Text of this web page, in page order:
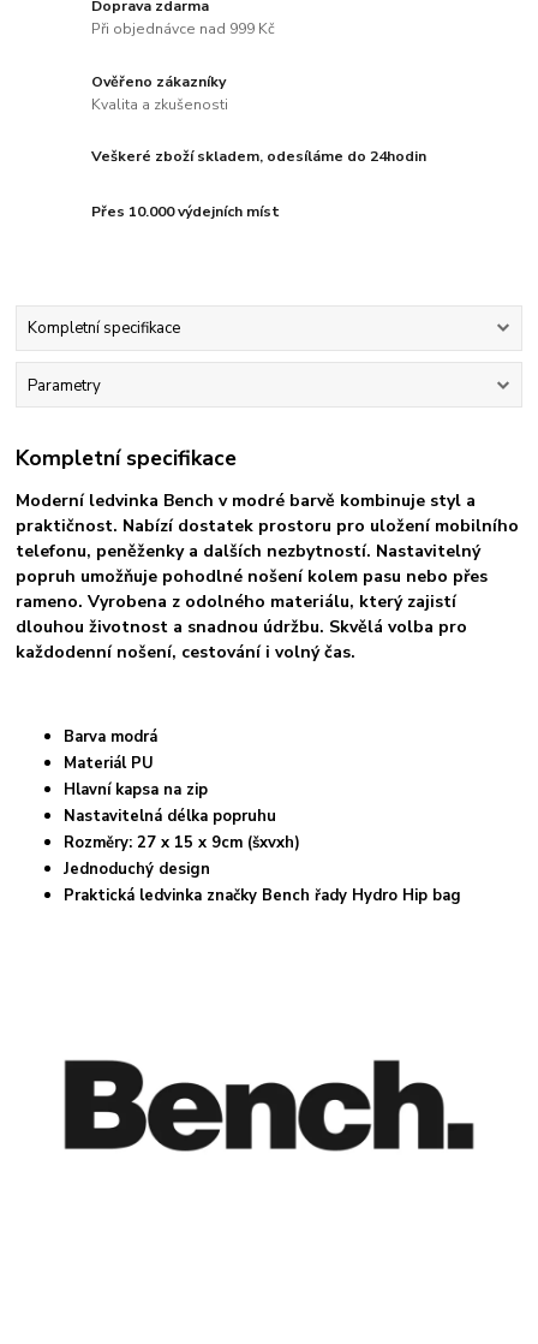
Doprava zdarma
Při objednávce nad 999 Kč
Ověřeno zákazníky
Kvalita a zkušenosti
Veškeré zboží skladem, odesíláme do 24hodin
Přes 10.000 výdejních míst
Kompletní specifikace
Parametry
Kompletní specifikace
Moderní ledvinka Bench v modré barvě kombinuje styl a
praktičnost. Nabízí dostatek prostoru pro uložení mobilního
telefonu, peněženky a dalších nezbytností. Nastavitelný
popruh umožňuje pohodlné nošení kolem pasu nebo přes
rameno. Vyrobena z odolného materiálu, který zajistí
dlouhou životnost a snadnou údržbu. Skvělá volba pro
každodenní nošení, cestování i volný čas.
Barva modrá
Materiál PU
Hlavní kapsa na zip
Nastavitelná délka popruhu
Rozměry: 27 x 15 x 9cm (šxvxh)
Jednoduchý design
Praktická ledvinka značky Bench řady Hydro Hip bag